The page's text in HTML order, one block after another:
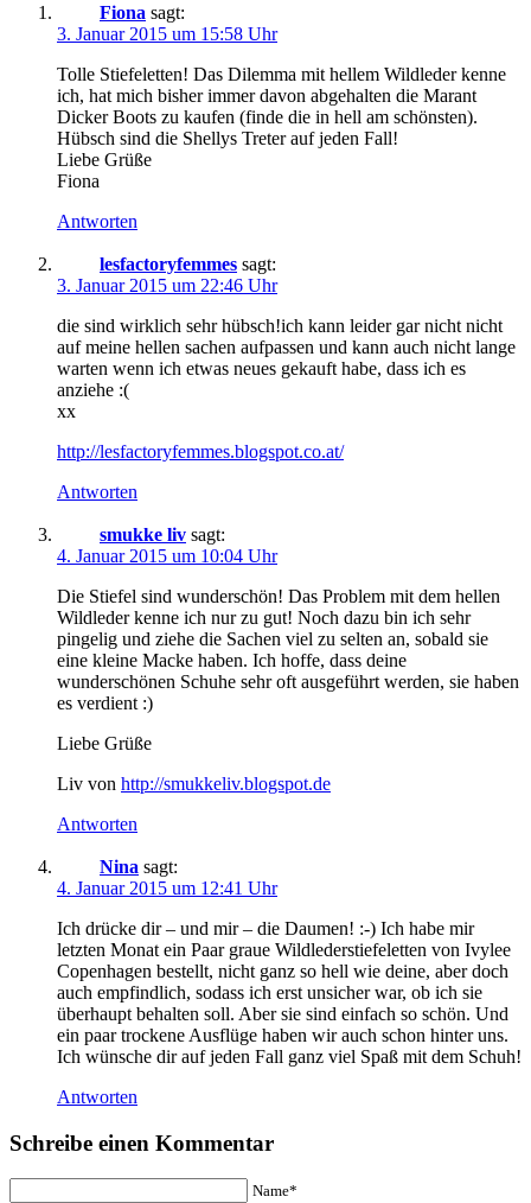
Fiona sagt:
3. Januar 2015 um 15:58 Uhr
Tolle Stiefeletten! Das Dilemma mit hellem Wildleder kenne
ich, hat mich bisher immer davon abgehalten die Marant
Dicker Boots zu kaufen (finde die in hell am schönsten).
Hübsch sind die Shellys Treter auf jeden Fall!
Liebe Grüße
Fiona
Antworten
lesfactoryfemmes sagt:
3. Januar 2015 um 22:46 Uhr
die sind wirklich sehr hübsch!ich kann leider gar nicht nicht
auf meine hellen sachen aufpassen und kann auch nicht lange
warten wenn ich etwas neues gekauft habe, dass ich es
anziehe :(
xx
http://lesfactoryfemmes.blogspot.co.at/
Antworten
smukke liv sagt:
4. Januar 2015 um 10:04 Uhr
Die Stiefel sind wunderschön! Das Problem mit dem hellen
Wildleder kenne ich nur zu gut! Noch dazu bin ich sehr
pingelig und ziehe die Sachen viel zu selten an, sobald sie
eine kleine Macke haben. Ich hoffe, dass deine
wunderschönen Schuhe sehr oft ausgeführt werden, sie haben
es verdient :)
Liebe Grüße
Liv von http://smukkeliv.blogspot.de
Antworten
Nina sagt:
4. Januar 2015 um 12:41 Uhr
Ich drücke dir – und mir – die Daumen! :-) Ich habe mir
letzten Monat ein Paar graue Wildlederstiefeletten von Ivylee
Copenhagen bestellt, nicht ganz so hell wie deine, aber doch
auch empfindlich, sodass ich erst unsicher war, ob ich sie
überhaupt behalten soll. Aber sie sind einfach so schön. Und
ein paar trockene Ausflüge haben wir auch schon hinter uns.
Ich wünsche dir auf jeden Fall ganz viel Spaß mit dem Schuh!
Antworten
Schreibe einen Kommentar
Name*